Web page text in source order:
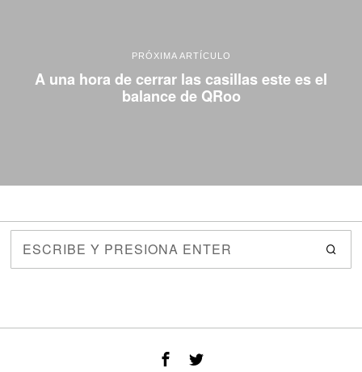
PRÓXIMA ARTÍCULO
A una hora de cerrar las casillas este es el
balance de QRoo